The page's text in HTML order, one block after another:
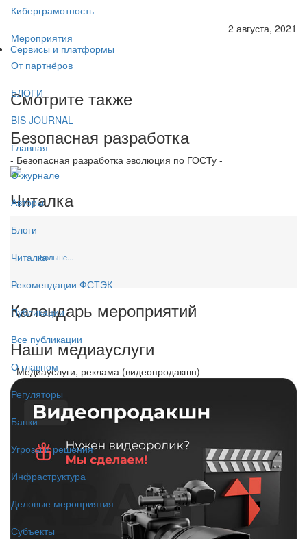
Киберграмотность
Мероприятия
От партнёров
БЛОГИ
BIS JOURNAL
Главная
О журнале
Авторы
Блоги
Читалка
Рекомендации ФСТЭК
Публикации
Все публикации
О главном
Регуляторы
Банки
Угрозы и решения
Инфраструктура
Деловые мероприятия
Субъекты
2 августа, 2021
Сервисы и платформы
Смотрите также
Безопасная разработка
- Безопасная разработка эволюция по ГОСТу -
Читалка
Больше...
Календарь мероприятий
Наши медиауслуги
- Медиауслуги, реклама (видеопродакшн) -